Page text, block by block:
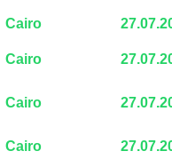
Cairo
Cairo
Cairo
Cairo